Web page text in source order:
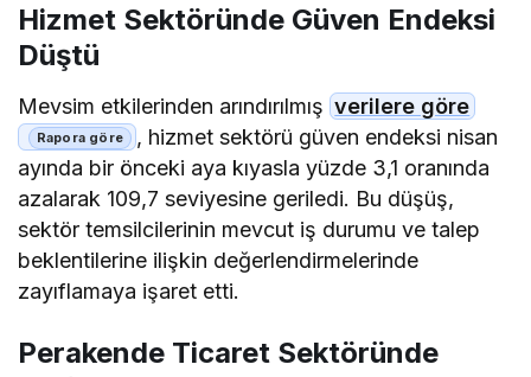
Hizmet Sektöründe Güven Endeksi
Düştü
Mevsim etkilerinden arındırılmış verilere göre
, hizmet sektörü güven endeksi nisan
ayında bir önceki aya kıyasla yüzde 3,1 oranında
azalarak 109,7 seviyesine geriledi. Bu düşüş,
sektör temsilcilerinin mevcut iş durumu ve talep
beklentilerine ilişkin değerlendirmelerinde
zayıflamaya işaret etti.
Perakende Ticaret Sektöründe